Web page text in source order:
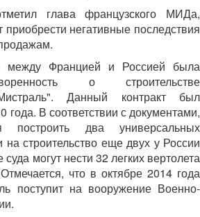
глава французского МИДа,
негативные последствия
между Францией и Россией была
о строительстве
Данный контракт был
года. В соответствии с документами,
построить два универсальных
на строительство еще двух у России
суда могут нести 32 легких вертолета
что в октябре 2014 года
поступит на вооружение Военно-